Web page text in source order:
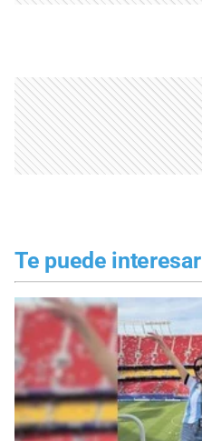
Te puede interesar